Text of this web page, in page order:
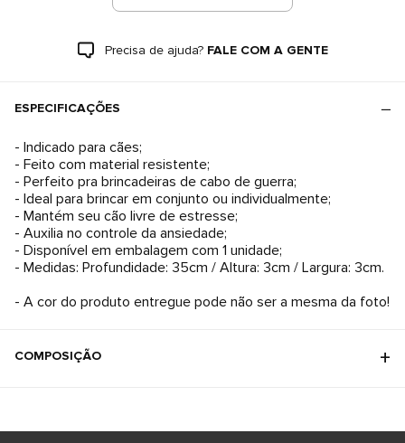
Precisa de ajuda? FALE COM A GENTE
ESPECIFICAÇÕES
- Indicado para cães;
- Feito com material resistente;
- Perfeito pra brincadeiras de cabo de guerra;
- Ideal para brincar em conjunto ou individualmente;
- Mantém seu cão livre de estresse;
- Auxilia no controle da ansiedade;
- Disponível em embalagem com 1 unidade;
- Medidas: Profundidade: 35cm / Altura: 3cm / Largura: 3cm.
- A cor do produto entregue pode não ser a mesma da foto!
COMPOSIÇÃO